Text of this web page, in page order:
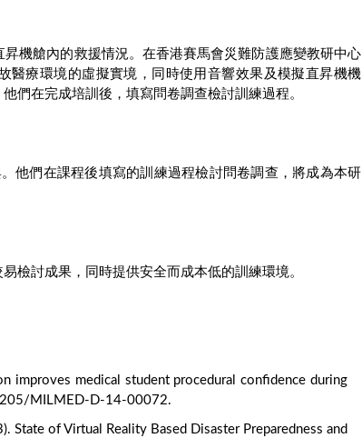
機艙內的救援情況。在香港賽馬會災難防護應變教研中心
醫療環境的虛擬實境，同時使用音響效果及模擬直昇機機
們在完成培訓後，填寫問卷調查檢討訓練過程。
他們在課程後填寫的訓練過程檢討問卷調查，將成為本研
檢討成果，同時提供安全而成本低的訓練環境。
improves medical student procedural confidence during
MILMED-D-14-00072.
State of Virtual Reality Based Disaster Preparedness and